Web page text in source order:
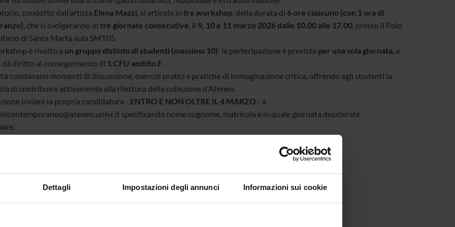
Dettagli Impostazioni degli annunci Informazioni sui cookie
condotto dall’artista Elena Mazzi, si articola in tre workshop, della durata di 6 ore ciascuno (con 1 ora di
, che si svolgeranno in tre giornate consecutive, il 9, 10 e 11 marzo 2026 dalle 10.00 alle 17.00, presso il Polo
di Santa Marta aula SMT05.
è rivolto a un gruppo distinto di studenti (massimo 10): la partecipazione è prevista per una sola giornata, a
dà diritto al conseguimento di 1 CFU ambito F.
combinano momenti di discussione, esercizi pratici e pratiche di immaginazione critica, offrendo agli studenti la
di contribuire attivamente alla rilettura della collezione d’Ateneo.
inviare la propria candidatura - ENTRO E NON OLTRE IL 4 MARZO - a
specificando nome cognome, matricola e in quale giornata desiderate
che vorrei (pdf, it, 2460 KB, 06/03/26)